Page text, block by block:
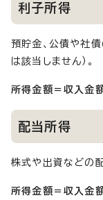
利子所得
預貯金、公債や社
は該当しません）。
所得金額＝収入金
配当所得
株式や出資などの
所得金額＝収入金